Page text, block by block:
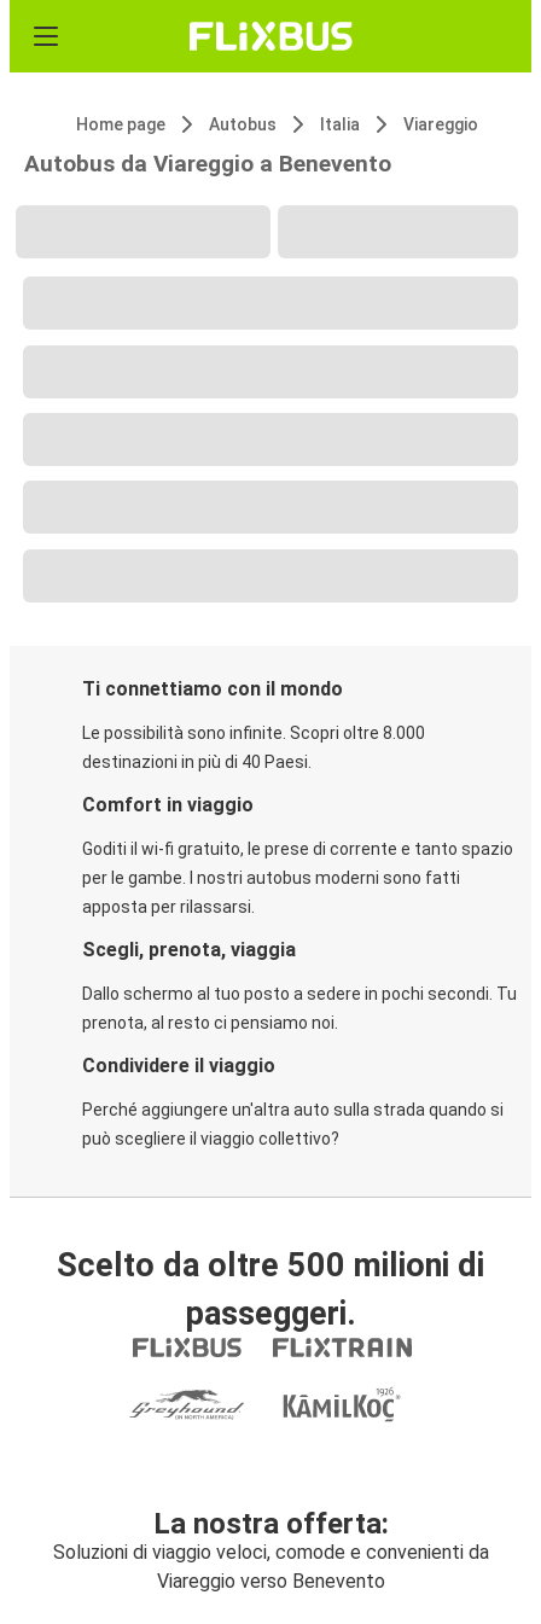
Home page Autobus Italia Viareggio
Autobus da Viareggio a Benevento
Ti connettiamo con il mondo
Le possibilità sono infinite. Scopri oltre 8.000
destinazioni in più di 40 Paesi.
Comfort in viaggio
Goditi il wi-fi gratuito, le prese di corrente e tanto spazio
per le gambe. I nostri autobus moderni sono fatti
apposta per rilassarsi.
Scegli, prenota, viaggia
Dallo schermo al tuo posto a sedere in pochi secondi. Tu
prenota, al resto ci pensiamo noi.
Condividere il viaggio
Perché aggiungere un'altra auto sulla strada quando si
può scegliere il viaggio collettivo?
Scelto da oltre 500 milioni di
passeggeri.
La nostra offerta:
Soluzioni di viaggio veloci, comode e convenienti da
Viareggio verso Benevento